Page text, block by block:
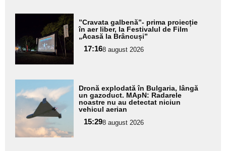
Adaugă
aici textul
pentru
subtitlu
”Cravata galbenă”- prima proiecție
în aer liber, la Festivalul de Film
„Acasă la Brâncuși”
17:168 august 2026
Adaugă
aici textul
pentru
subtitlu
Dronă explodată în Bulgaria, lângă
un gazoduct. MApN: Radarele
noastre nu au detectat niciun
vehicul aerian
15:298 august 2026